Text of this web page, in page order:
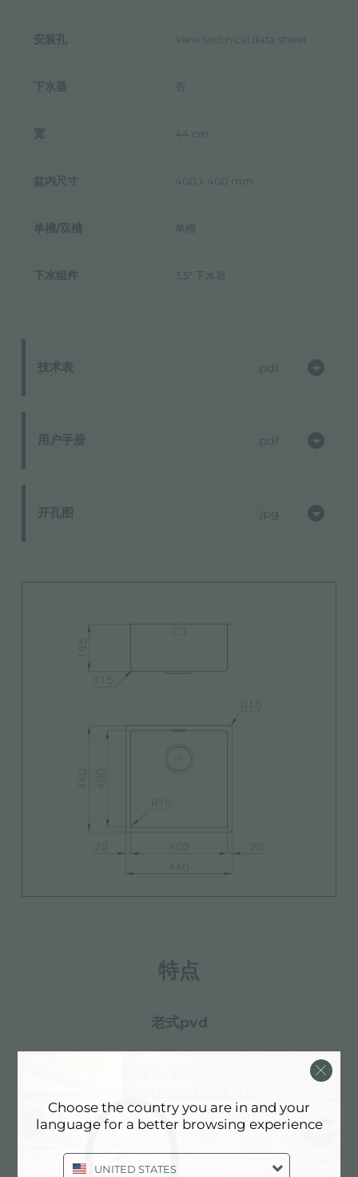
技术表 pdf
用户手册 pdf
开孔图 jpg
安装孔 View technical data sheet
下水器 否
宽 44 cm
盆内尺寸 400 x 400 mm
单槽/双槽 单槽
下水组件 3,5" 下水器
特点
老式pvd
Choose the country you are in and your
language for a better browsing experience
UNITED STATES